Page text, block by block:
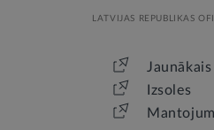
LATVIJAS REPUBLIKAS
Izsoles